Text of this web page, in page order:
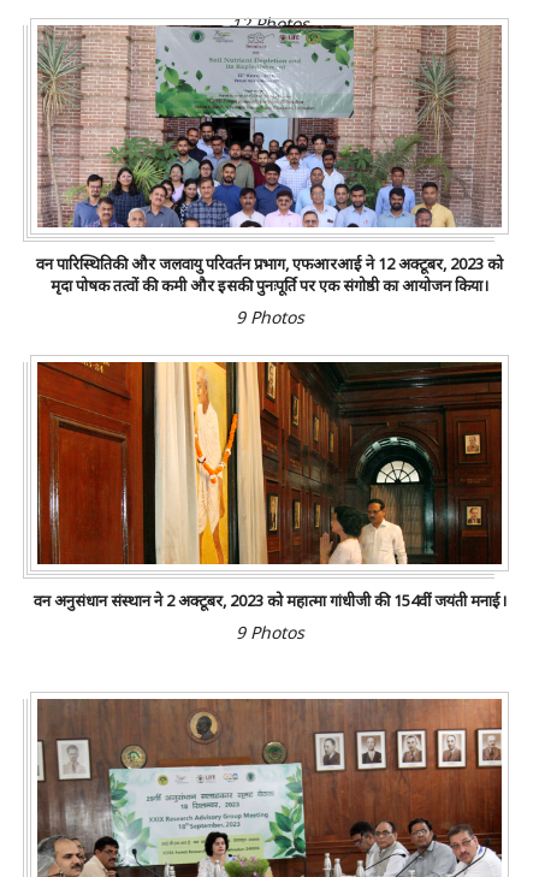
12 Photos
वन पारिस्थितिकी और जलवायु परिवर्तन प्रभाग, एफआरआई ने 12 अक्टूबर, 2023 को
मृदा पोषक तत्वों की कमी और इसकी पुनःपूर्ति पर एक संगोष्ठी का आयोजन किया।
9 Photos
वन अनुसंधान संस्थान ने 2 अक्टूबर, 2023 को महात्मा गांधीजी की 154वीं जयंती मनाई।
9 Photos